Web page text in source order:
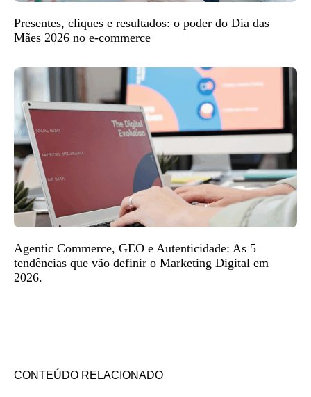
Presentes, cliques e resultados: o poder do Dia das
Mães 2026 no e-commerce
Agentic Commerce, GEO e Autenticidade: As 5
tendências que vão definir o Marketing Digital em
2026.
CONTEÚDO RELACIONADO